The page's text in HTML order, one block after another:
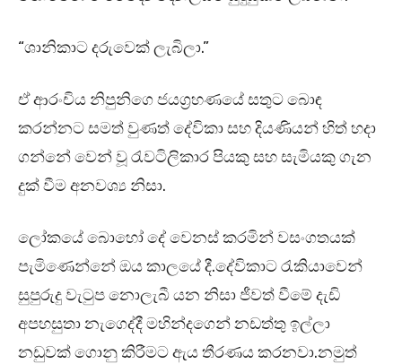
“ශානිකාට දරුවෙක් ලැබිලා.”
ඒ ආරංචිය නිපුනිගෙ ජයග්‍රහණයේ සතුට බොඳ
කරන්නට සමත් වුණත් දේවිකා සහ දියණියන් හිත් හදා
ගන්නේ වෙන් වූ රැවටිලිකාර පියකු සහ සැමියකු ගැන
දුක් වීම අනවශ්‍ය නිසා.
ලෝකයේ බොහෝ දේ වෙනස් කරමින් වසංගතයක්
පැමිණෙන්නේ ඔය කාලයේ දී.දේවිකාට රැකියාවෙන්
සුපුරුදු වැටුප නොලැබී යන නිසා ජීවත් වීමේ දැඩි
අපහසුතා නැගෙද්දී මහින්දගෙන් නඩත්තු ඉල්ලා
නඩුවක් ගොනු කිරීමට ඇය තීරණය කරනවා.නමුත්